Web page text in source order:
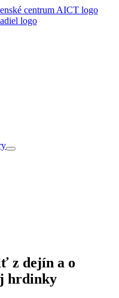
z dejín a o
hrdinky